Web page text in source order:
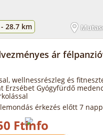
28.7 km
ár
wellnessrészleg és
Erzsébet Gyógyfürdő
érkezés előtt 7
Ft